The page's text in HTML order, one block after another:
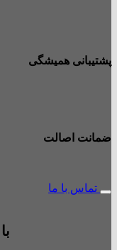
پشتیبانی همیشگی
ضمانت اصالت
تماس با ما